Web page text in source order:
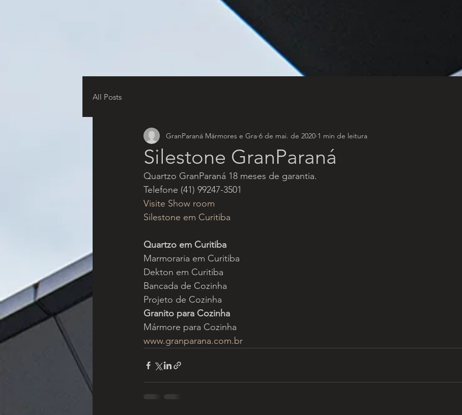
All Posts
Silestone GranParaná
GranParaná Mármores e Gra 6 de mai. de 2020 1 min de leitura
Quartzo GranParaná 18 meses de garantia.
Telefone (41) 99247-3501
Visite Show room
Silestone em Curitiba
Quartzo em Curitiba
Marmoraria em Curitiba
Dekton em Curitiba
Bancada de Cozinha
Projeto de Cozinha
Granito para Cozinha
Mármore para Cozinha
www.granparana.com.br